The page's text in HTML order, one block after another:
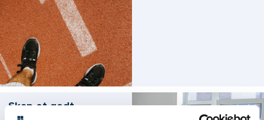
Skap et godt
arbeidsmiljø på